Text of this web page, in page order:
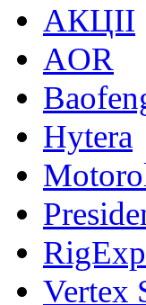
АКЦІІ
AOR
Hytera
Vertex